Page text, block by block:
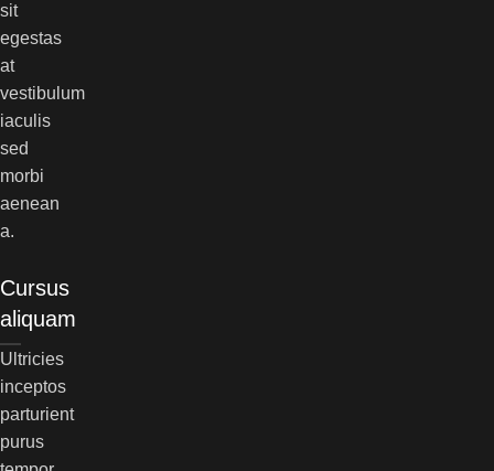
sit
egestas
at
vestibulum
iaculis
sed
morbi
aenean
a.
Cursus
aliquam
Ultricies
inceptos
parturient
purus